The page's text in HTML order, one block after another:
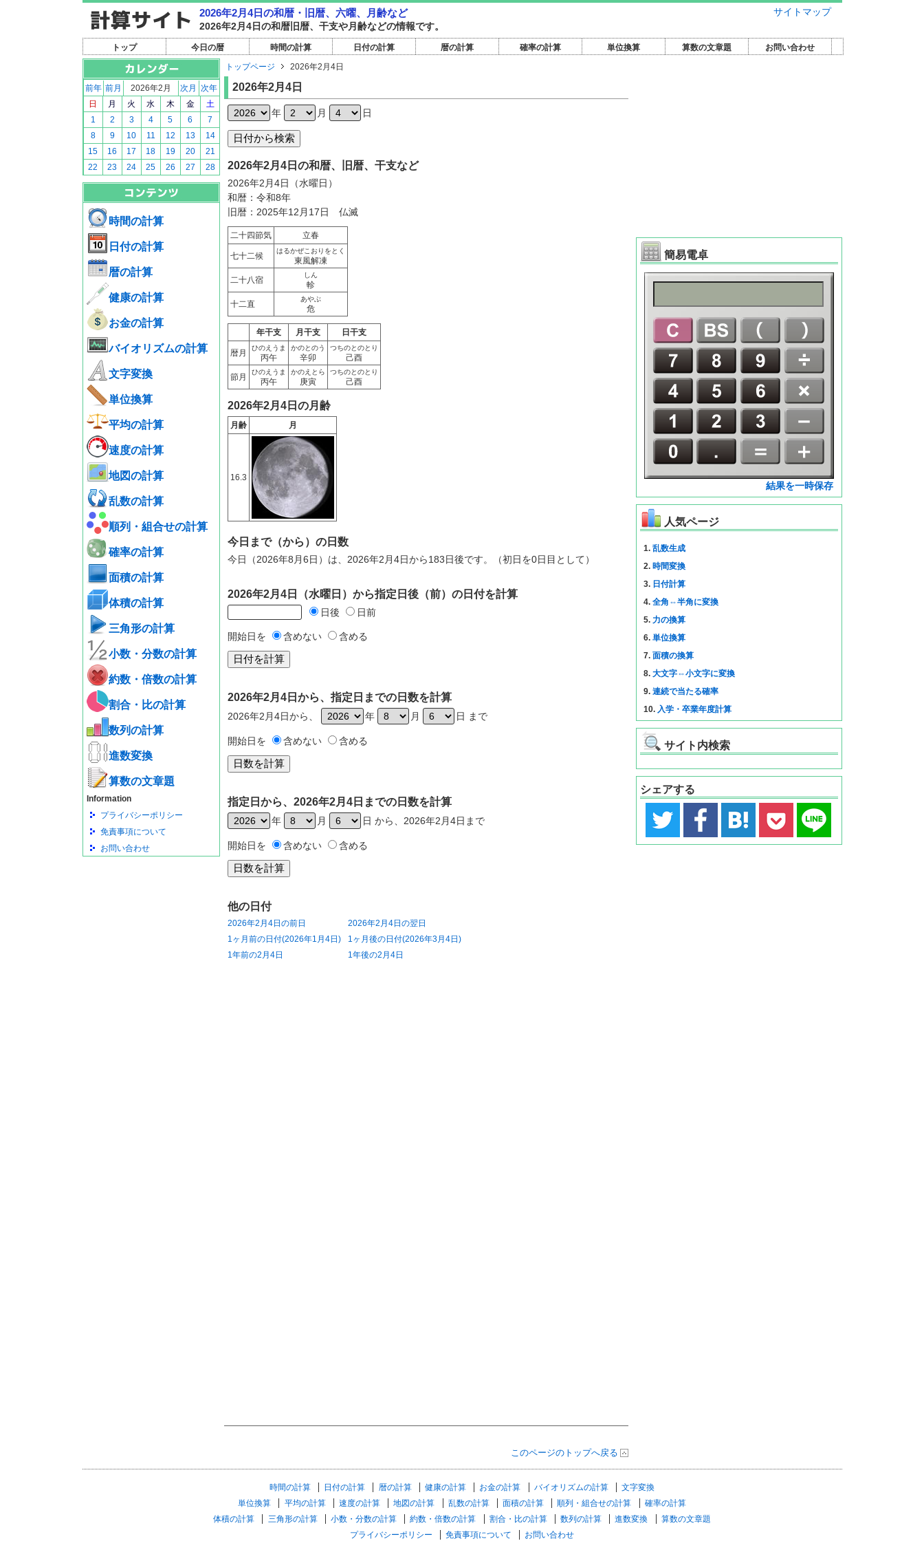
サイトマップ
2026年2月4日の和暦・旧暦、六曜、月齢など
2026年2月4日の和暦旧暦、干支や月齢などの情報です。
トップ 今日の暦 時間の計算 日付の計算 暦の計算 確率の計算 単位換算 算数の文章題 お問い合わせ
前年 前月 2026年2月 次月
次年
日
月 火 水 木 金
土
1
2 3 4 5 6
7
8
9 10 11 12 13
14
15
16 17 18 19 20
21
22
23 24 25 26 27 28
時間の計算
日付の計算
暦の計算
健康の計算
お金の計算
バイオリズムの計算
文字変換
単位換算
平均の計算
速度の計算
地図の計算
乱数の計算
順列・組合せの計算
確率の計算
面積の計算
体積の計算
三角形の計算
小数・分数の計算
約数・倍数の計算
割合・比の計算
数列の計算
進数変換
算数の文章題
Information
プライバシーポリシー
免責事項について
お問い合わせ
トップページ 2026年2月4日
2026年2月4日
年 月 日
2026年2月4日の和暦、旧暦、干支など
2026年2月4日（水曜日）
和暦：令和8年
旧暦：2025年12月17日 仏滅
二十四節気 立春
七十二候
はるかぜこおりをとく
東風解凍
二十八宿
しん
軫
十二直
あやぶ
危
年干支 月干支 日干支
暦月
ひのえうま
丙午
かのとのう
辛卯
つちのとのとり
己酉
節月
ひのえうま
丙午
かのえとら
庚寅
つちのとのとり
己酉
2026年2月4日の月齢
月齢 月
16.3
今日まで（から）の日数
今日（2026年8月6日）は、2026年2月4日から183日後です。（初日を0日目として）
2026年2月4日（水曜日）から指定日後（前）の日付を計算
日後 日前
開始日を 含めない 含める
2026年2月4日から、指定日までの日数を計算
2026年2月4日から、 年 月 日 まで
開始日を 含めない 含める
指定日から、2026年2月4日までの日数を計算
年 月 日 から、2026年2月4日まで
開始日を 含めない 含める
他の日付
2026年2月4日の前日
2026年2月4日の翌日
1ヶ月前の日付(2026年1月4日)
1ヶ月後の日付(2026年3月4日)
1年前の2月4日
1年後の2月4日
このページのトップへ戻る
簡易電卓
結果を一時保存
人気ページ
1. 乱数生成
2. 時間変換
3. 日付計算
4. 全角⇔半角に変換
5. 力の換算
6. 単位換算
7. 面積の換算
8. 大文字⇔小文字に変換
9. 連続で当たる確率
10. 入学・卒業年度計算
サイト内検索
シェアする
時間の計算 日付の計算 暦の計算 健康の計算 お金の計算 バイオリズムの計算
文字変換
単位換算
平均の計算 速度の計算 地図の計算 乱数の計算 面積の計算 順列・組合せの計算
確率の計算
体積の計算
三角形の計算 小数・分数の計算 約数・倍数の計算 割合・比の計算 数列の計算 進数変換
算数の文章題
プライバシーポリシー
免責事項について お問い合わせ